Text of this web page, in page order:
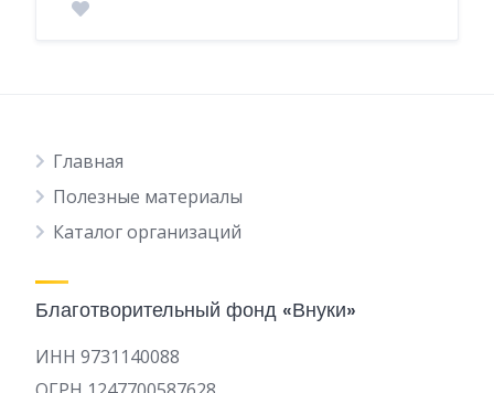
Главная
Полезные материалы
Каталог организаций
Благотворительный фонд «Внуки»
ИНН 9731140088